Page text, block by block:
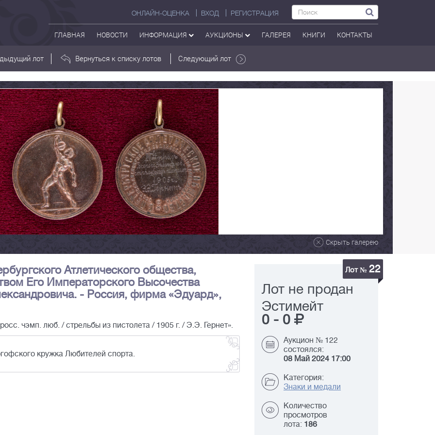
ОНЛАЙН-ОЦЕНКА ВХОД РЕГИСТРАЦИЯ
ГЛАВНАЯ НОВОСТИ ИНФОРМАЦИЯ АУКЦИОНЫ ГАЛЕРЕЯ КНИГИ КОНТАКТЫ
лот Вернуться к списку лотов Следующий лот
Скрыть галерею
Атлетического общества,
Его Императорского Высочества
- Россия, фирма «Эдуард»,
чэмп. люб. / стрельбы из пистолета / 1905 г. / Э.Э. Гернет».
кружка Любителей спорта.
Лот № 22
Лот не продан
Эстимейт
0 - 0
Аукцион № 122
состоялся:
08 Май 2024 17:00
Категория:
Знаки и медали
Количество
просмотров
лота: 186